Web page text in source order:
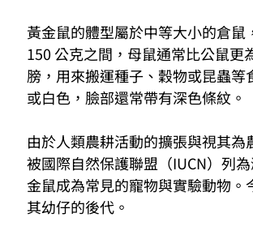
黃金鼠的體型屬於中等大小的倉鼠
150 公克之間，母鼠通常比公鼠
膀，用來搬運種子、穀物或昆蟲
或白色，臉部還常帶有深色條紋。
由於人類農耕活動的擴張與視其
被國際自然保護聯盟（IUCN）列
金鼠成為常見的寵物與實驗動物
其幼仔的後代。